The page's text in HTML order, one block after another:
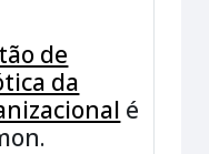
de
da
é